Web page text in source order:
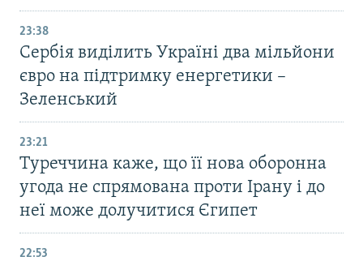
23:38
Сербія виділить Україні два мільйони
євро на підтримку енергетики –
Зеленський
23:21
Туреччина каже, що її нова оборонна
угода не спрямована проти Ірану і до
неї може долучитися Єгипет
22:53